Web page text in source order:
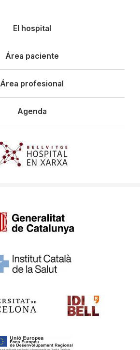
El hospital
Área paciente
Área profesional
Agenda